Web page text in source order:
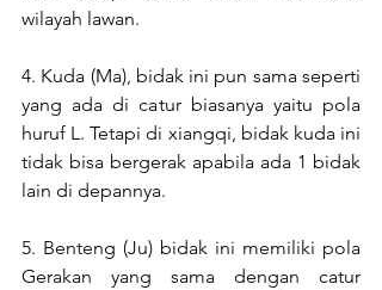
wilayah lawan.
4. Kuda (Ma), bidak ini pun sama seperti
yang ada di catur biasanya yaitu pola
huruf L. Tetapi di xiangqi, bidak kuda ini
tidak bisa bergerak apabila ada 1 bidak
lain di depannya.
5. Benteng (Ju) bidak ini memiliki pola
Gerakan yang sama dengan catur